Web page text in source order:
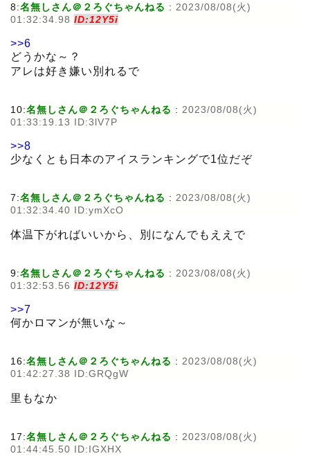
8:名無しさん＠２ろぐちゃんねる : 2023/08/08(火)
01:32:34.98 ID:12Y5i
>>6
どうかな～？
アレは好き嫌い別れるで
10:名無しさん＠２ろぐちゃんねる : 2023/08/08(火)
01:33:19.13 ID:3lV7P
>>8
少なくとも日本のアイスランキングで1位だぞ
7:名無しさん＠２ろぐちゃんねる : 2023/08/08(火)
01:32:34.40 ID:ymXcO
体温下がればいいから、別になんでもええで
9:名無しさん＠２ろぐちゃんねる : 2023/08/08(火)
01:32:53.56 ID:12Y5i
>>7
何かロマンが無いな～
16:名無しさん＠２ろぐちゃんねる : 2023/08/08(火)
01:42:27.38 ID:GRQgW
里もなか
17:名無しさん＠２ろぐちゃんねる : 2023/08/08(火)
01:44:45.50 ID:IGXHX